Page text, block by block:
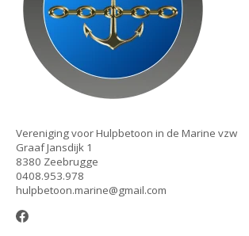
Vereniging voor Hulpbetoon in de Marine vzw
Graaf Jansdijk 1
8380 Zeebrugge
0408.953.978
hulpbetoon.marine@gmail.com